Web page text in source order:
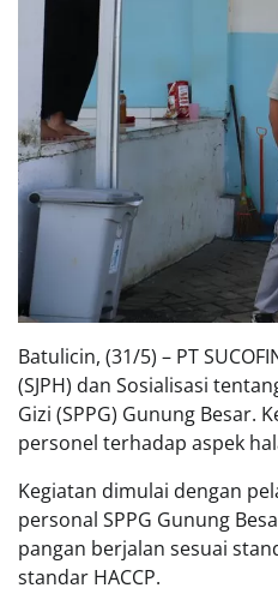
Batulicin, (31/5) – PT
(SJPH) dan Sosialisasi
Gizi (SPPG) Gunung Besar.
personel terhadap aspek
Kegiatan dimulai dengan
personal SPPG Gunung
pangan berjalan sesuai
standar HACCP.